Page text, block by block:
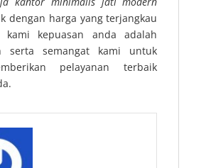
dengan harga yang terjangkau
kami kepuasan anda adalah
serta semangat kami untuk
pelayanan terbaik